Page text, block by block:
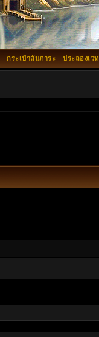
ประลองเวท
กระเป๋าสัมภาระ